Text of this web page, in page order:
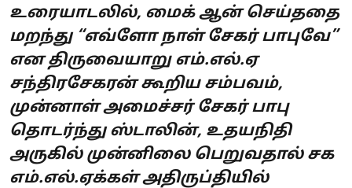
உரையாடலில், மைக் ஆன் செய்ததை
மறந்து “எவ்ளோ நாள் சேகர் பாபுவே”
என திருவையாறு எம்.எல்.ஏ
சந்திரசேகரன் கூறிய சம்பவம்,
முன்னாள் அமைச்சர் சேகர் பாபு
தொடர்ந்து ஸ்டாலின், உதயநிதி
அருகில் முன்னிலை பெறுவதால் சக
எம்.எல்.ஏக்கள் அதிருப்தியில்